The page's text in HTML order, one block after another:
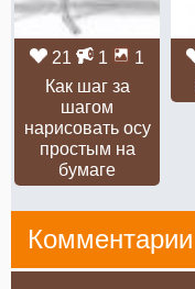
21 1
1
Как шаг за
шагом
нарисовать осу
простым на
бумаге
Комментарии